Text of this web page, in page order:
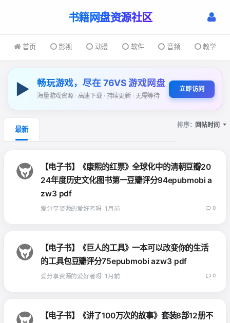
书籍
首页 影视 动漫 软件 音频 教学
▶ 畅玩游戏，尽在 76VS 游戏网盘
海量游戏资源 · 高速下载 · 持续更新 · 无需等待
立即访问
最新
排序： 回帖时间
【电子书】《康熙的红票》全球化中的清朝豆瓣20
24年度历史文化图书第一豆瓣评分94epubmobi a
zw3 pdf
爱分享资源的爱好者呀 1月前 0
【电子书】《巨人的工具》一本可以改变你的生活
的工具包豆瓣评分75epubmobi azw3 pdf
爱分享资源的爱好者呀 1月前 0
【电子书】《讲了100万次的故事》套装8部12册不